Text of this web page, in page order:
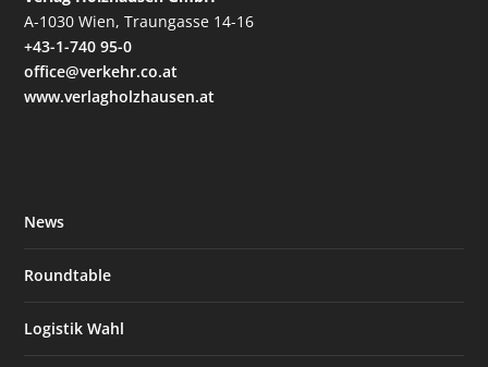
A-1030 Wien, Traungasse 14-16
+43-1-740 95-0
office@verkehr.co.at
www.verlagholzhausen.at
News
Roundtable
Logistik Wahl